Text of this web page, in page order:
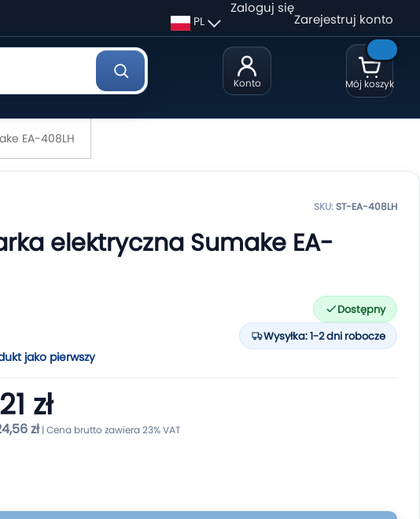
Konto
PL
Zaloguj się
Zarejestruj konto
Mój koszyk
EA-408LH
SKU:ST-EA-408LH
elektryczna Sumake EA-
Dostępny
Wysyłka: 1-2 dni robocze
jako pierwszy
zł
zł